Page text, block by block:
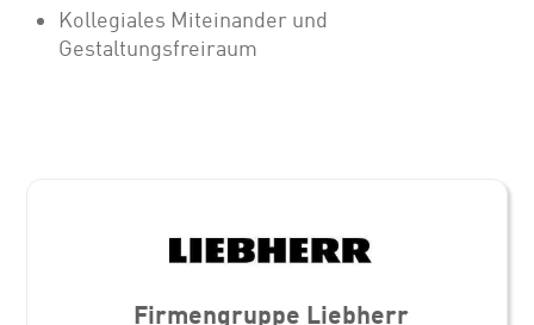
Kollegiales Miteinander und
Gestaltungsfreiraum
Firmengruppe Liebherr